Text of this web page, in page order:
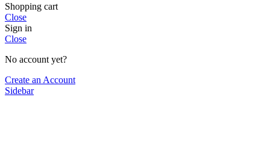
Shopping cart
Close
Sign in
Close
No account yet?
Create an Account
Sidebar